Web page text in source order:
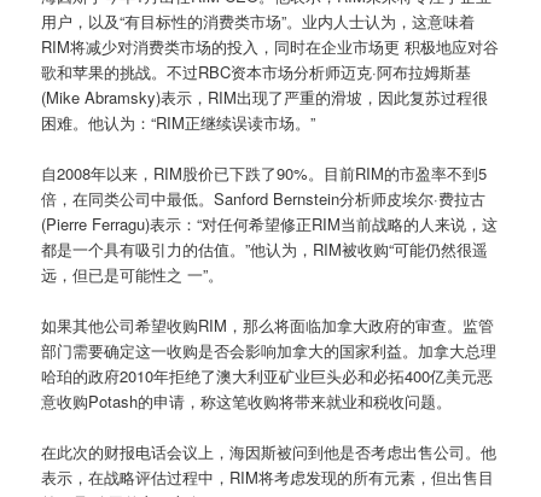
用户，以及“有目标性的消费类市场”。业内人士认为，这意味着
RIM将减少对消费类市场的投入，同时在企业市场更 积极地应对谷
歌和苹果的挑战。不过RBC资本市场分析师迈克·阿布拉姆斯基
(Mike Abramsky)表示，RIM出现了严重的滑坡，因此复苏过程很
困难。他认为：“RIM正继续误读市场。”
自2008年以来，RIM股价已下跌了90%。目前RIM的市盈率不到5
倍，在同类公司中最低。Sanford Bernstein分析师皮埃尔·费拉古
(Pierre Ferragu)表示：“对任何希望修正RIM当前战略的人来说，这
都是一个具有吸引力的估值。”他认为，RIM被收购“可能仍然很遥
远，但已是可能性之 一”。
如果其他公司希望收购RIM，那么将面临加拿大政府的审查。监管
部门需要确定这一收购是否会影响加拿大的国家利益。加拿大总理
哈珀的政府2010年拒绝了澳大利亚矿业巨头必和必拓400亿美元恶
意收购Potash的申请，称这笔收购将带来就业和税收问题。
在此次的财报电话会议上，海因斯被问到他是否考虑出售公司。他
表示，在战略评估过程中，RIM将考虑发现的所有元素，但出售目